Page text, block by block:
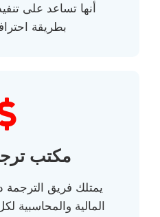
أنها تساعد على
بطريقة
مكتب
يمتلك فريق الترجمة
المالية